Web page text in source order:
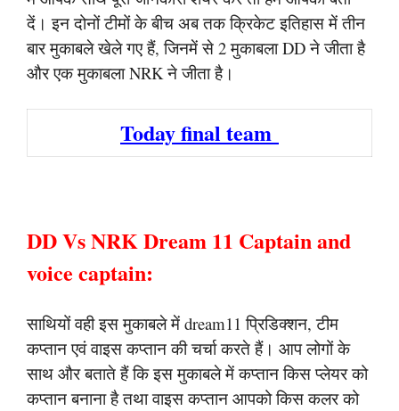
दें। इन दोनों टीमों के बीच अब तक क्रिकेट इतिहास में तीन
बार मुकाबले खेले गए हैं, जिनमें से 2 मुकाबला DD ने जीता है
और एक मुकाबला NRK ने जीता है।
Today final team
DD Vs NRK Dream 11 Captain and
voice captain:
साथियों वही इस मुकाबले में dream11 प्रिडिक्शन, टीम
कप्तान एवं वाइस कप्तान की चर्चा करते हैं। आप लोगों के
साथ और बताते हैं कि इस मुकाबले में कप्तान किस प्लेयर को
कप्तान बनाना है तथा वाइस कप्तान आपको किस कलर को